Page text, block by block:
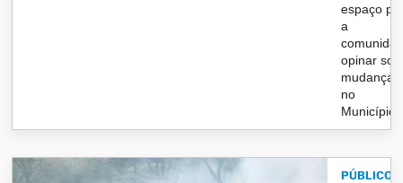
espaço
a
opinar
mudanças
no
PÚBLICO